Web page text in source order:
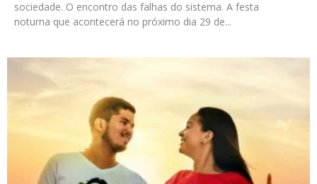
sociedade. O encontro das falhas do sistema. A festa
noturna que acontecerá no próximo dia 29 de...